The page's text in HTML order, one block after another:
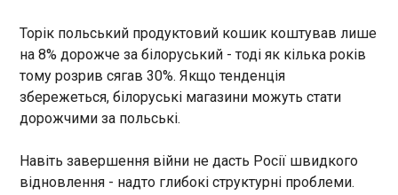
законодавство про судову систему. Про це
повідомляє "Європейська правда" з посиланням
на AP. Закон, який очікує прийняття в Польщі і
дає політикам право звільняти або штрафувати
суддів, ще більше підірве судову незалежність в
країні і порушить принципи Європейського
ЧИТАТЬ
07:24:26
Київ знову атакують ударні безпілотники, по
Торік польський продуктовий кошик коштував лише
на 8% дорожче за білоруський - тоді як кілька років
тому розрив сягав 30%. Якщо тенденція
збережеться, білоруські магазини можуть стати
дорожчими за польські.
Навіть завершення війни не дасть Росії швидкого
відновлення - надто глибокі структурні проблеми.